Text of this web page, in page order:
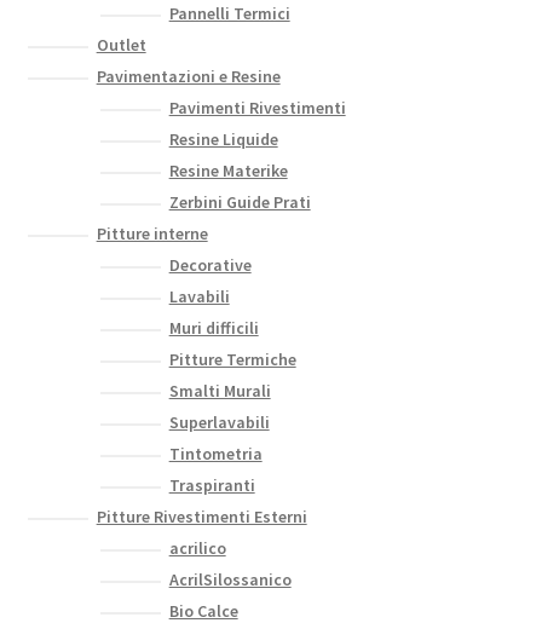
Pannelli Termici
Outlet
Pavimentazioni e Resine
Pavimenti Rivestimenti
Resine Liquide
Resine Materike
Zerbini Guide Prati
Pitture interne
Decorative
Lavabili
Muri difficili
Pitture Termiche
Smalti Murali
Superlavabili
Tintometria
Traspiranti
Pitture Rivestimenti Esterni
acrilico
AcrilSilossanico
Bio Calce